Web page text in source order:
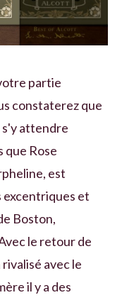
partie
constaterez que
s'y attendre
que Rose
est
excentriques et
Boston,
le retour de
avec le
il y a des